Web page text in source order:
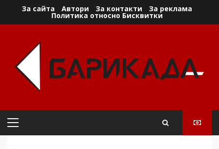
За сайта Автори За контакти За реклама
Политика относно Бисквитки
Primary